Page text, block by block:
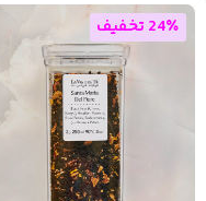
24٪ تخفیف